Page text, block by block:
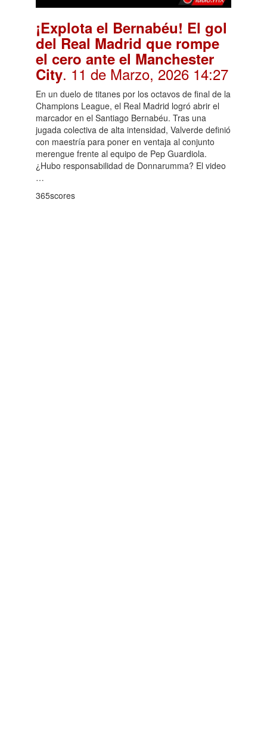
¡Explota el Bernabéu! El gol
del Real Madrid que rompe
el cero ante el Manchester
City. 11 de Marzo, 2026 14:27
En un duelo de titanes por los octavos de final de la
Champions League, el Real Madrid logró abrir el
marcador en el Santiago Bernabéu. Tras una
jugada colectiva de alta intensidad, Valverde definió
con maestría para poner en ventaja al conjunto
merengue frente al equipo de Pep Guardiola.
¿Hubo responsabilidad de Donnarumma? El video
…
365scores